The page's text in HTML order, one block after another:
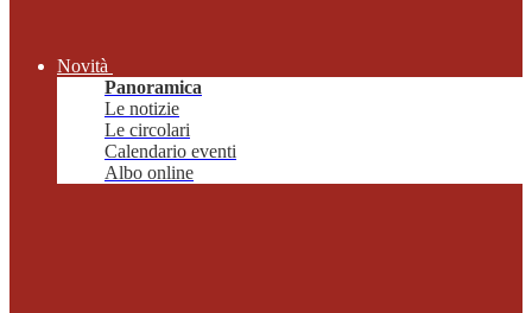
Novità
Panoramica
Le notizie
Le circolari
Calendario eventi
Albo online